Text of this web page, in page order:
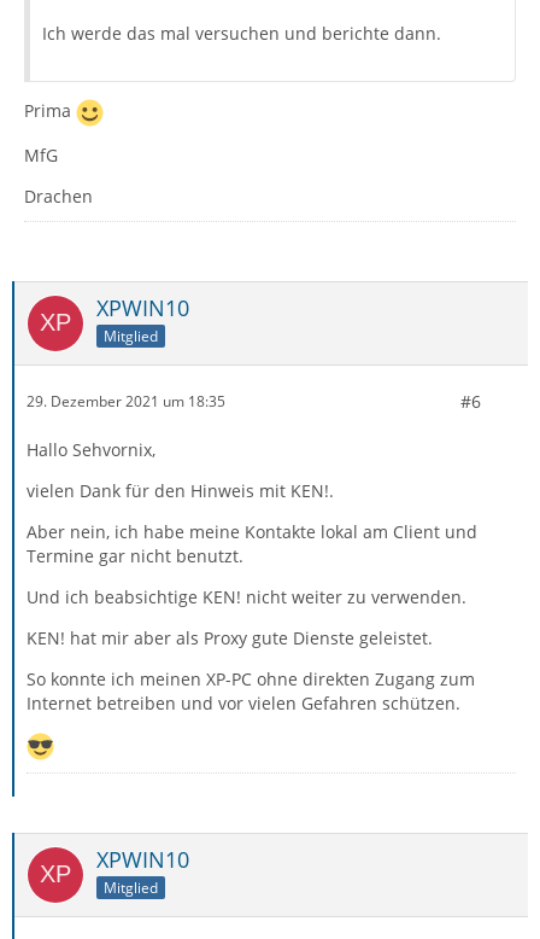
Ich werde das mal versuchen und berichte dann.
Prima
MfG
Drachen
XPWIN10
Mitglied
29. Dezember 2021 um 18:35 #6
Hallo Sehvornix,
vielen Dank für den Hinweis mit KEN!.
Aber nein, ich habe meine Kontakte lokal am Client und
Termine gar nicht benutzt.
Und ich beabsichtige KEN! nicht weiter zu verwenden.
KEN! hat mir aber als Proxy gute Dienste geleistet.
So konnte ich meinen XP-PC ohne direkten Zugang zum
Internet betreiben und vor vielen Gefahren schützen.
XPWIN10
Mitglied